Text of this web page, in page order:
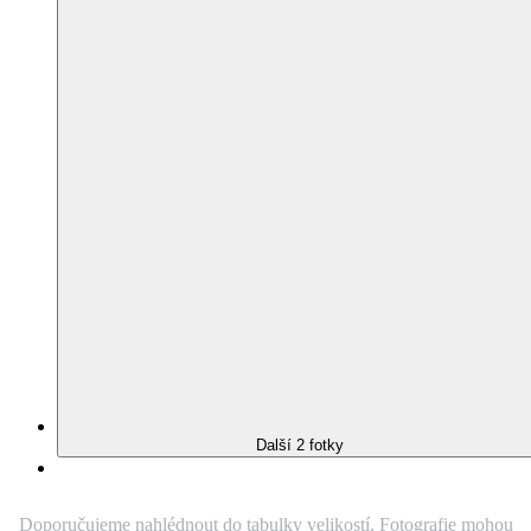
O produktu